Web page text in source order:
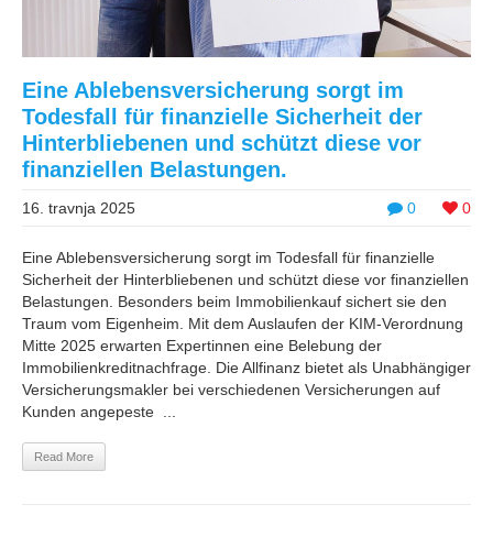
Eine Ablebensversicherung sorgt im
Todesfall für finanzielle Sicherheit der
Hinterbliebenen und schützt diese vor
finanziellen Belastungen.
0 0
16. travnja 2025
Eine Ablebensversicherung sorgt im Todesfall für finanzielle
Sicherheit der Hinterbliebenen und schützt diese vor finanziellen
Belastungen. Besonders beim Immobilienkauf sichert sie den
Traum vom Eigenheim. Mit dem Auslaufen der KIM-Verordnung
Mitte 2025 erwarten Expertinnen eine Belebung der
Immobilienkreditnachfrage. Die Allfinanz bietet als Unabhängiger
Versicherungsmakler bei verschiedenen Versicherungen auf
Kunden angepeste ...
Read More